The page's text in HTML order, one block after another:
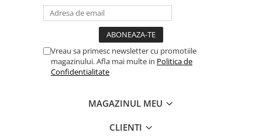
Vreau sa primesc newsletter cu promotiile
magazinului. Afla mai multe in Politica de
Confidentialitate
MAGAZINUL MEU
CLIENTI